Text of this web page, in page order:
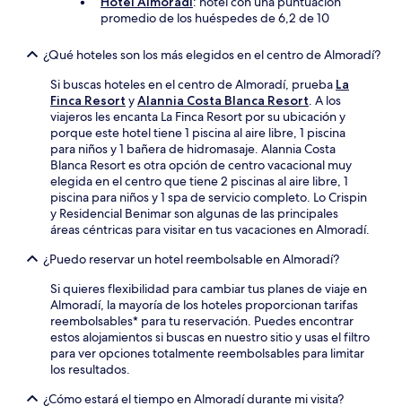
promedio de los huéspedes de 6,2 de 10
¿Qué hoteles son los más elegidos en el centro de Almoradí?
Si buscas hoteles en el centro de Almoradí, prueba La
Finca Resort yAlannia Costa Blanca Resort. A los
viajeros les encanta La Finca Resort por su ubicación y
porque este hotel tiene 1 piscina al aire libre, 1 piscina
para niños y 1 bañera de hidromasaje. Alannia Costa
Blanca Resort es otra opción de centro vacacional muy
elegida en el centro que tiene 2 piscinas al aire libre, 1
piscina para niños y 1 spa de servicio completo. Lo Crispin
y Residencial Benimar son algunas de las principales
áreas céntricas para visitar en tus vacaciones en Almoradí.
¿Puedo reservar un hotel reembolsable en Almoradí?
Si quieres flexibilidad para cambiar tus planes de viaje en
Almoradí, la mayoría de los hoteles proporcionan tarifas
reembolsables* para tu reservación. Puedes encontrar
estos alojamientos si buscas en nuestro sitio y usas el filtro
para ver opciones totalmente reembolsables para limitar
los resultados.
¿Cómo estará el tiempo en Almoradí durante mi visita?